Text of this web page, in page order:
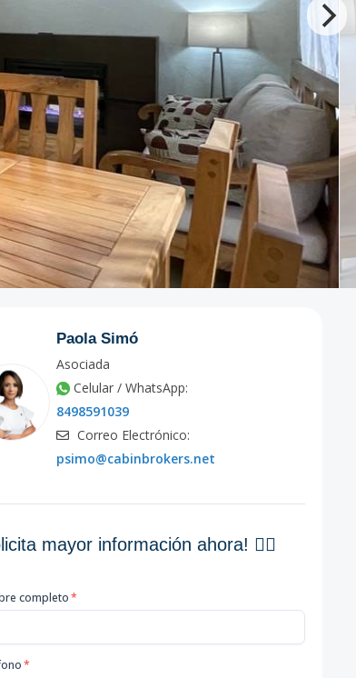
Paola Simó
Asociada
Celular / WhatsApp:
8498591039
Correo Electrónico:
psimo@cabinbrokers.net
mayor información ahora! 👇🏽
completo*
*